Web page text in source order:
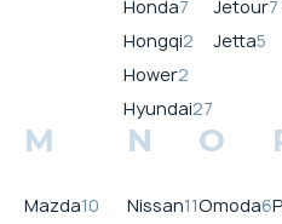
Honda7
Hongqi2
Hower2
Hyundai27
Jetour7
Jetta5
M
Mazda10
N
Nissan11
O
Omoda6